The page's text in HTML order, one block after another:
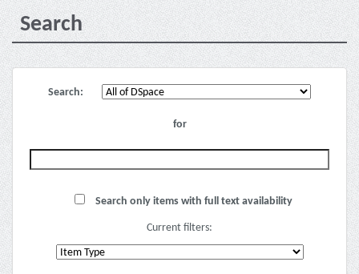
Search
Search:
for
Search only items with full text availability
Current filters: